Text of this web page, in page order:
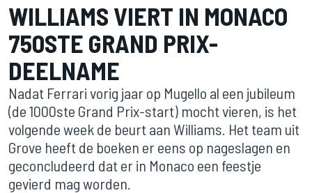
WILLIAMS VIERT IN MONACO
750STE GRAND PRIX-
DEELNAME
Nadat Ferrari vorig jaar op Mugello al een jubileum
(de 1000ste Grand Prix-start) mocht vieren, is het
volgende week de beurt aan Williams. Het team uit
Grove heeft de boeken er eens op nageslagen en
geconcludeerd dat er in Monaco een feestje
gevierd mag worden.